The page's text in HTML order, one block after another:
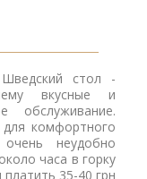
стол -
вкусные и
обслуживание.
комфортного
неудобно
часа в горку
35-40 грн